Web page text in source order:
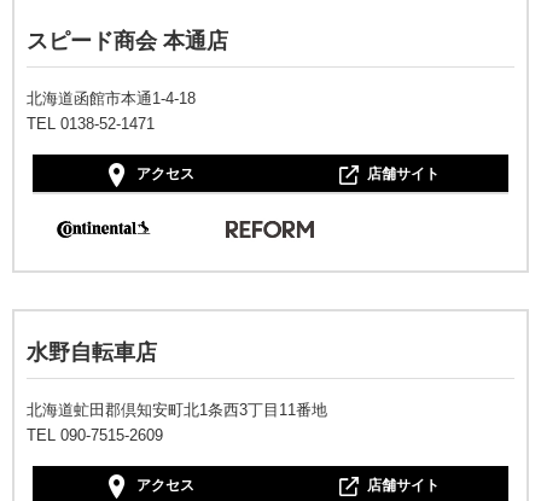
スピード商会 本通店
北海道函館市本通1-4-18
TEL 0138-52-1471
アクセス 店舗サイト
水野自転車店
北海道虻田郡倶知安町北1条西3丁目11番地
TEL 090-7515-2609
アクセス 店舗サイト